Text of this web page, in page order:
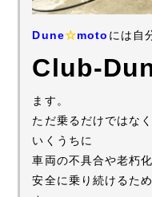
Dune☆moto には自
Club-
ます。
ただ乗るだけではな
いくうちに
車両の不具合や老朽
安全に乗り続けるた